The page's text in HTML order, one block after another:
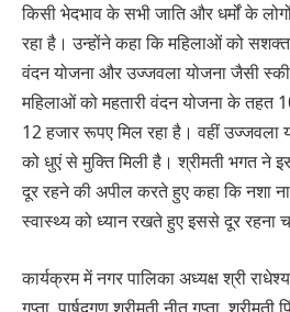
किसी भेदभाव के सभी जाति और धर्मों के
रहा है। उन्होंने कहा कि महिलाओं को
वंदन योजना और उज्जवला योजना जैसी
महिलाओं को महतारी वंदन योजना के तहत
12 हजार रूपए मिल रहा है। वहीं उज्जवला
को धुएं से मुक्ति मिली है। श्रीमती भगत ने
दूर रहने की अपील करते हुए कहा कि नशा
स्वास्थ्य को ध्यान रखते हुए इससे दूर रहना
कार्यक्रम में नगर पालिका अध्यक्ष श्री
गुप्ता, पार्षदगण श्रीमती नीतू गुप्ता,